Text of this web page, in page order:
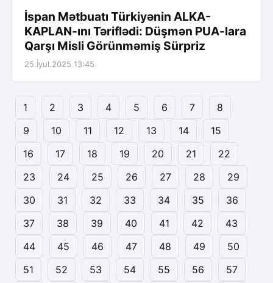
İspan Mətbuatı Türkiyənin ALKA-
KAPLAN-ını Təriflədi: Düşmən PUA-lara
Qarşı Misli Görünməmiş Sürpriz
25.İyul.2025 13:45
1 2 3 4 5 6 7
8
9
10 11 12 13 14
15
16
17 18 19 20 21
22
23
24 25 26 27 28
29
30
31 32 33 34 35
36
37
38 39 40 41 42
43
44
45 46 47 48 49
50
51
52 53 54 55 56
57